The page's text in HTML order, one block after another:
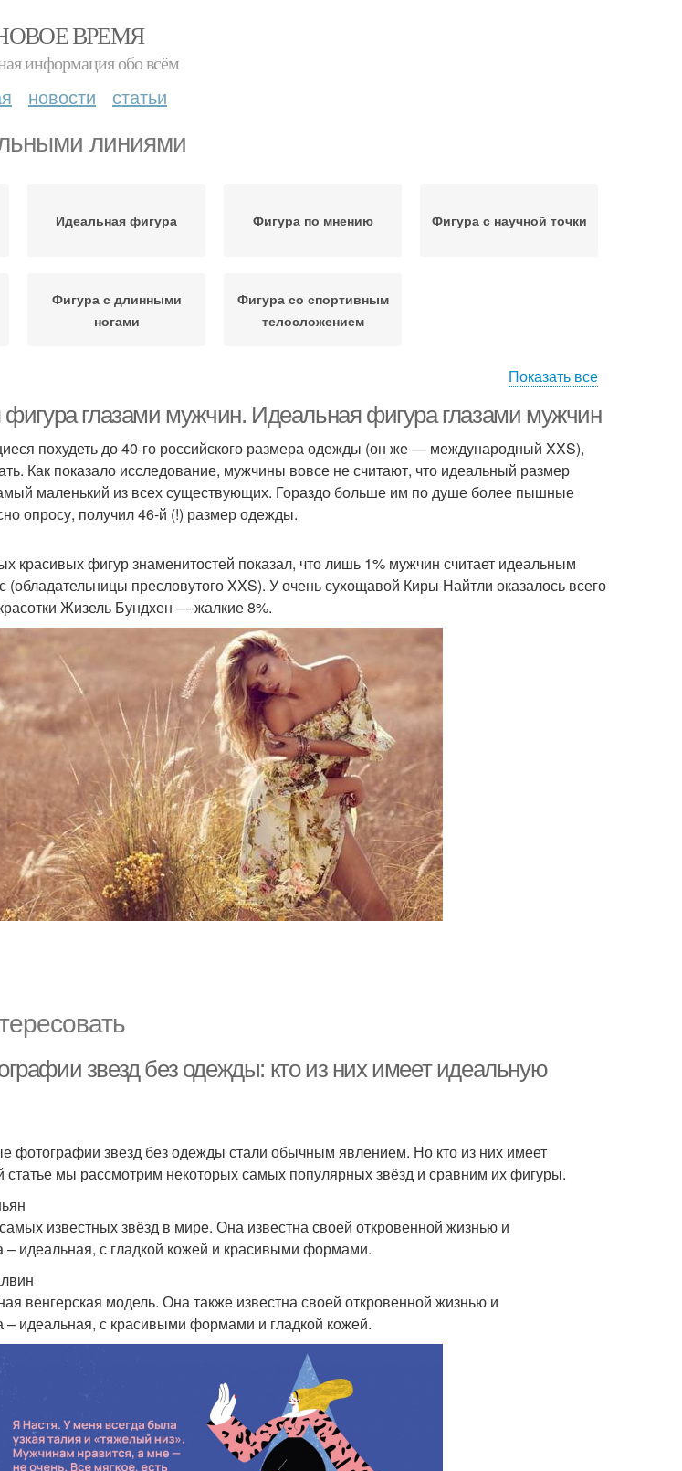
ВРЕМЯ
информация обо всём
новости статьи
линиями
Идеальная фигура Фигура по мнению Фигура с научной точки
Фигура с длинными
ногами
Фигура со спортивным
телосложением
Показать все
фигура глазами мужчин. Идеальная фигура глазами мужчин
похудеть до 40-го российского размера одежды (он же — международный XXS),
Как показало исследование, мужчины вовсе не считают, что идеальный размер
маленький из всех существующих. Гораздо больше им по душе более пышные
опросу, получил 46-й (!) размер одежды.
красивых фигур знаменитостей показал, что лишь 1% мужчин считает идеальным
(обладательницы пресловутого XXS). У очень сухощавой Киры Найтли оказалось всего
Жизель Бундхен — жалкие 8%.
звезд без одежды: кто из них имеет идеальную
фотографии звезд без одежды стали обычным явлением. Но кто из них имеет
статье мы рассмотрим некоторых самых популярных звёзд и сравним их фигуры.
известных звёзд в мире. Она известна своей откровенной жизнью и
идеальная, с гладкой кожей и красивыми формами.
венгерская модель. Она также известна своей откровенной жизнью и
идеальная, с красивыми формами и гладкой кожей.